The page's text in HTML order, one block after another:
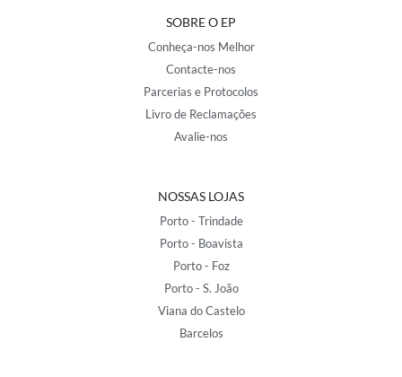
SOBRE O EP
Conheça-nos Melhor
Contacte-nos
Parcerias e Protocolos
Livro de Reclamações
Avalie-nos
NOSSAS LOJAS
Porto - Trindade
Porto - Boavista
Porto - Foz
Porto - S. João
Viana do Castelo
Barcelos